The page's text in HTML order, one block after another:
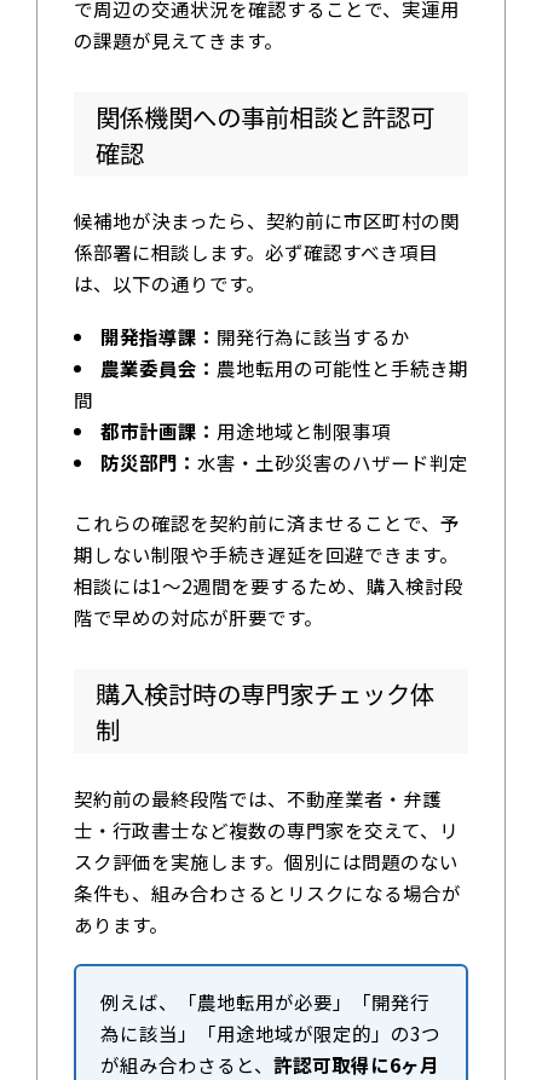
で周辺の交通状況を確認することで、実運用
の課題が見えてきます。
関係機関への事前相談と許認可
確認
候補地が決まったら、契約前に市区町村の関
係部署に相談します。必ず確認すべき項目
は、以下の通りです。
開発指導課： 開発行為に該当するか
農業委員会： 農地転用の可能性と手続き期
間
都市計画課： 用途地域と制限事項
防災部門：水害・土砂災害のハザード判定
これらの確認を契約前に済ませることで、予
期しない制限や手続き遅延を回避できます。
相談には1〜2週間を要するため、購入検討段
階で早めの対応が肝要です。
購入検討時の専門家チェック体
制
契約前の最終段階では、不動産業者・弁護
士・行政書士など複数の専門家を交えて、リ
スク評価を実施します。個別には問題のない
条件も、組み合わさるとリスクになる場合が
あります。
例えば、「農地転用が必要」「開発行
為に該当」「用途地域が限定的」の3つ
が組み合わさると、 許認可取得に6ヶ月